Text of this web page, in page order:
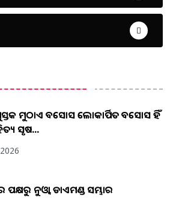
ମୁଠାଏ ଅବସୋସ ଲୋକାର୍ପିତ ଅବସୋସ ହିଁ
ସୃଷ...
ପକ୍ଷରୁ ନୁଓ୍ବା ଡାଏମଣ୍ଡ ସମ୍ଭାର